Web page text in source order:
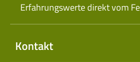
Erfahrungswerte direkt vom
Kontakt